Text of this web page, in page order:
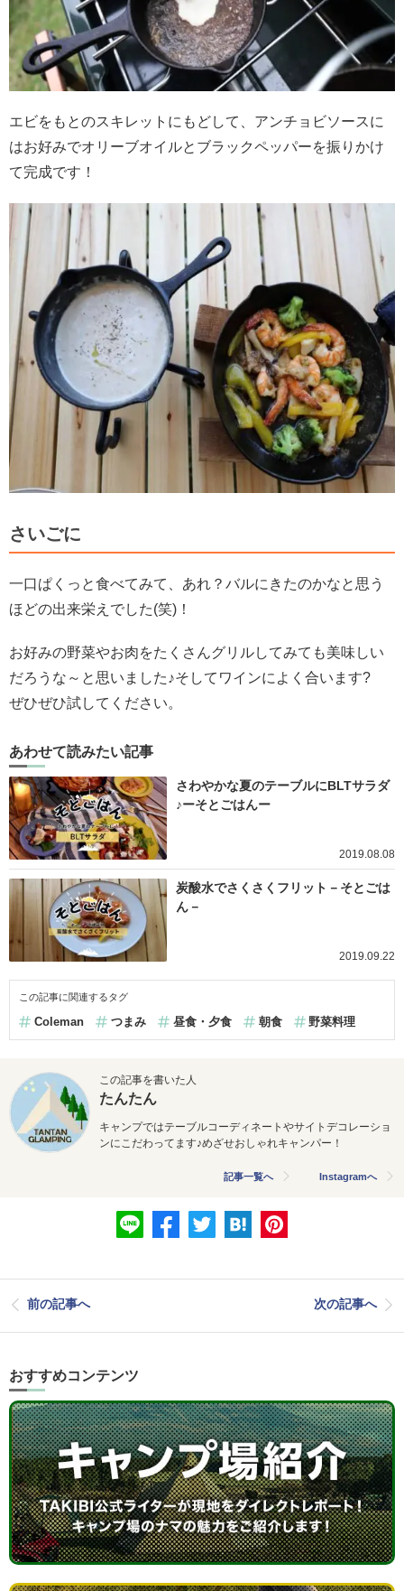
エビをもとのスキレットにもどして、アンチョビソースに
はお好みでオリーブオイルとブラックペッパーを振りかけ
て完成です！
さいごに
一口ぱくっと食べてみて、あれ？バルにきたのかなと思う
ほどの出来栄えでした(笑)！
お好みの野菜やお肉をたくさんグリルしてみても美味しい
だろうな～と思いました♪そしてワインによく合います?
ぜひぜひ試してください。
あわせて読みたい記事
さわやかな夏のテーブルにBLTサラダ
♪ーそとごはんー
2019.08.08
炭酸水でさくさくフリット－そとごは
ん－
2019.09.22
この記事に関連するタグ
Coleman つまみ 昼食・夕食 朝食 野菜料理
この記事を書いた人
たんたん
キャンプではテーブルコーディネートやサイトデコレーショ
ンにこだわってます♪めざせおしゃれキャンパー！
記事一覧へ Instagramへ
前の記事へ 次の記事へ
おすすめコンテンツ